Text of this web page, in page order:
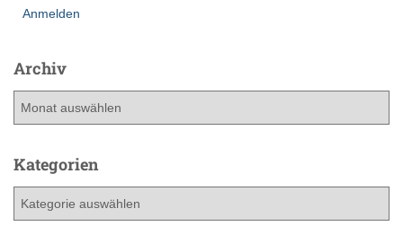
Anmelden
Archiv
h
Kategorien